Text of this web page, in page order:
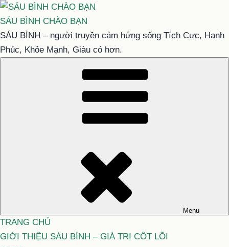
Chuyển
đến
phần
nội
SÁU BÌNH CHÀO BẠN
SÁU BÌNH – người truyền cảm hứng sống Tích Cực, Hạnh
Phúc, Khỏe Mạnh, Giàu có hơn.
Menu
TRANG CHỦ
GIỚI THIỆU SÁU BÌNH – GIÁ TRỊ CỐT LÕI